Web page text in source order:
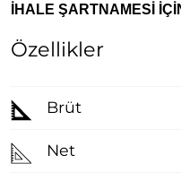
İHALE ŞARTNAMESİ
Özellikler
Brüt
Net